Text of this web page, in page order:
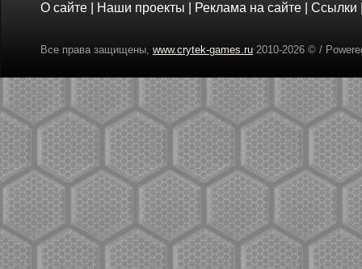
О сайте Наши проекты Реклама на сайте Ссылки
Все права защищены, www.crytek-games.ru 2010-2026 © /